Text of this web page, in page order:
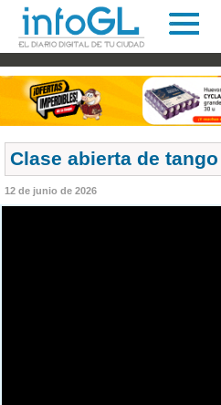
Clase abierta de tango
12 de junio de 2026